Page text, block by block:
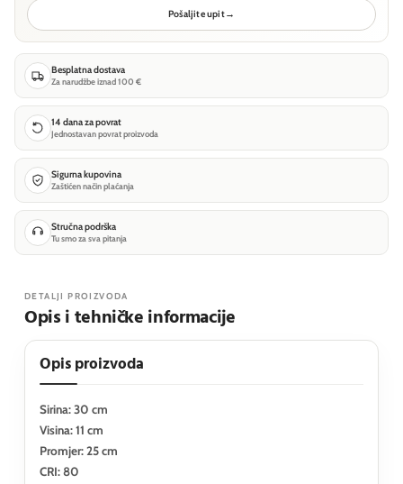
Pošaljite upit→
Besplatna dostava
Za narudžbe iznad 100 €
14 dana za povrat
Jednostavan povrat proizvoda
Sigurna kupovina
Zaštićen način plaćanja
Stručna podrška
Tu smo za sva pitanja
DETALJI PROIZVODA
Opis i tehničke informacije
Opis proizvoda
Sirina: 30 cm
Visina: 11 cm
Promjer: 25 cm
CRI: 80